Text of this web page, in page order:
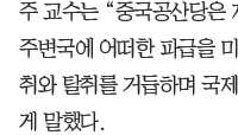
주 교수는 “중국공산당은
주변국에 어떠한 파급을
취와 탈취를 거듭하며 국
게 말했다.